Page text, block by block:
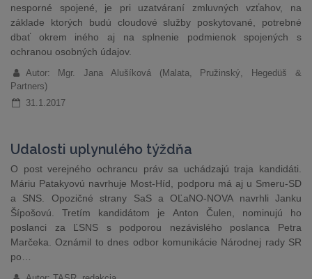
nesporné spojené, je pri uzatváraní zmluvných vzťahov, na
základe ktorých budú cloudové služby poskytované, potrebné
dbať okrem iného aj na splnenie podmienok spojených s
ochranou osobných údajov.
Autor: Mgr. Jana Alušíková (Malata, Pružinský, Hegedüš &
Partners)
31.1.2017
Udalosti uplynulého týždňa
O post verejného ochrancu práv sa uchádzajú traja kandidáti.
Máriu Patakyovú navrhuje Most-Híd, podporu má aj u Smeru-SD
a SNS. Opozičné strany SaS a OĽaNO-NOVA navrhli Janku
Šípošovú. Tretím kandidátom je Anton Čulen, nominujú ho
poslanci za ĽSNS s podporou nezávislého poslanca Petra
Marčeka. Oznámil to dnes odbor komunikácie Národnej rady SR
po…